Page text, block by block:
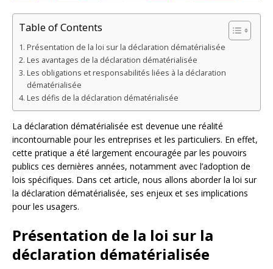
Table of Contents
Présentation de la loi sur la déclaration dématérialisée
Les avantages de la déclaration dématérialisée
Les obligations et responsabilités liées à la déclaration
dématérialisée
Les défis de la déclaration dématérialisée
La déclaration dématérialisée est devenue une réalité
incontournable pour les entreprises et les particuliers. En effet,
cette pratique a été largement encouragée par les pouvoirs
publics ces dernières années, notamment avec l’adoption de
lois spécifiques. Dans cet article, nous allons aborder la loi sur
la déclaration dématérialisée, ses enjeux et ses implications
pour les usagers.
Présentation de la loi sur la
déclaration dématérialisée